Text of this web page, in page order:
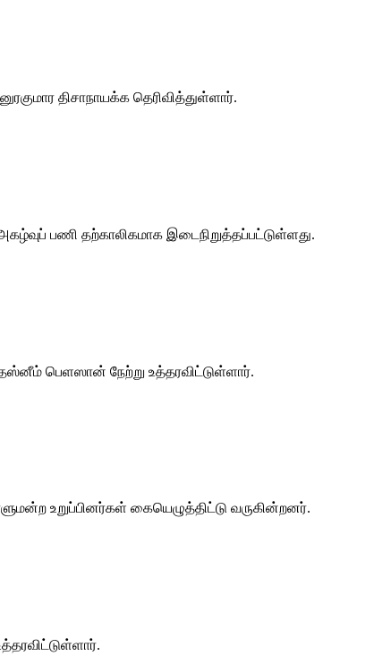
திசாநாயக்க தெரிவித்துள்ளார்.
பணி தற்காலிகமாக இடைநிறுத்தப்பட்டுள்ளது.
பெளஸான் நேற்று உத்தரவிட்டுள்ளார்.
உறுப்பினர்கள் கையெழுத்திட்டு வருகின்றனர்.